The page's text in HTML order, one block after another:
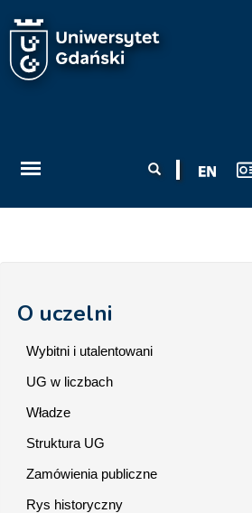
wyszukiwania
O uczelni
Wybitni i utalentowani
UG w liczbach
Władze
Struktura UG
Zamówienia publiczne
Rys historyczny